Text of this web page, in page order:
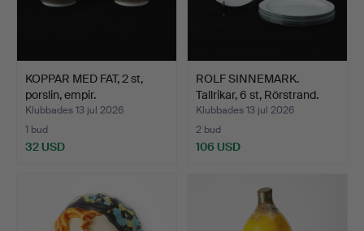
KOPPAR MED FAT, 2 st,
porslin, empir.
Klubbades 13 jul 2026
1 bud
32 USD
ROLF SINNEMARK.
Tallrikar, 6 st, Rörstrand.
Klubbades 13 jul 2026
2 bud
106 USD